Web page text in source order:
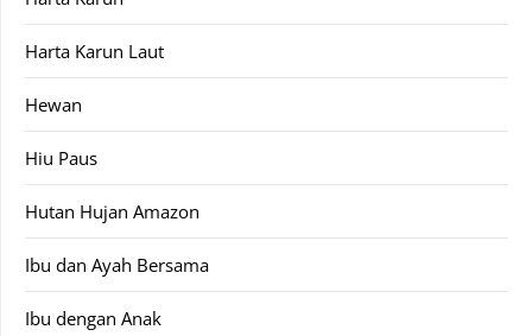
Harta Karun Laut
Hewan
Hiu Paus
Hutan Hujan Amazon
Ibu dan Ayah Bersama
Ibu dengan Anak